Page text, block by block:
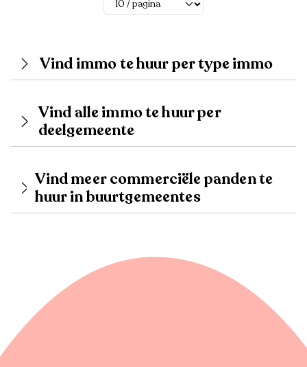
Vind immo te huur per type immo
Vind alle immo te huur per
deelgemeente
Vind meer commerciële panden te
huur in buurtgemeentes